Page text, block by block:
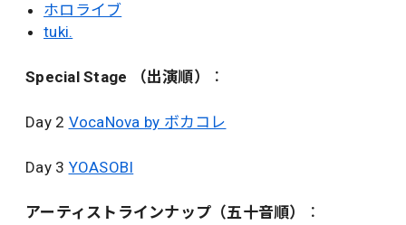
ホロライブ
tuki.
Special Stage （出演順） ：
Day 2 VocaNova by ボカコレ
Day 3 YOASOBI
アーティストラインナップ（五十音順） ：